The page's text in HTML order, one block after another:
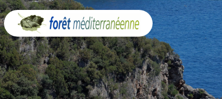
Panneau de gestion des cookies